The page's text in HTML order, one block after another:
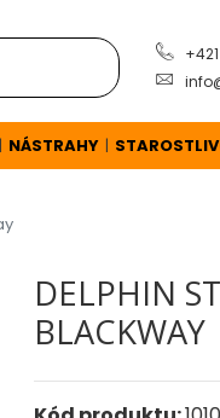
| NÁSTRAHY |
DELPHIN
BLACKWAY